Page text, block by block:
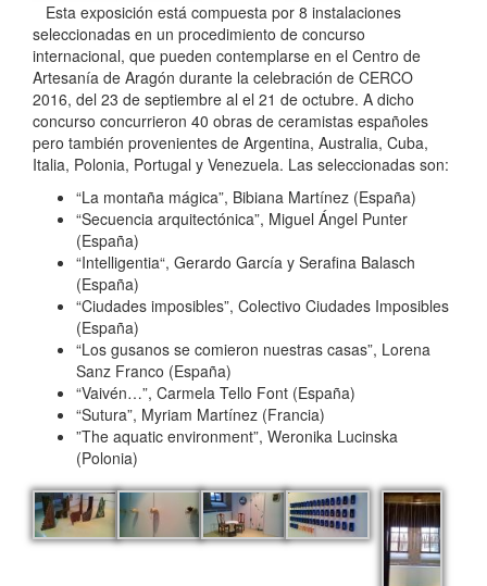
Esta exposición está compuesta por 8 instalaciones
seleccionadas en un procedimiento de concurso
internacional, que pueden contemplarse en el Centro de
Artesanía de Aragón durante la celebración de CERCO
2016, del 23 de septiembre al el 21 de octubre. A dicho
concurso concurrieron 40 obras de ceramistas españoles
pero también provenientes de Argentina, Australia, Cuba,
Italia, Polonia, Portugal y Venezuela. Las seleccionadas son:
“La montaña mágica”, Bibiana Martínez (España)
“Secuencia arquitectónica”, Miguel Ángel Punter
(España)
“Intelligentia“, Gerardo García y Serafina Balasch
(España)
“Ciudades imposibles”, Colectivo Ciudades Imposibles
(España)
“Los gusanos se comieron nuestras casas”, Lorena
Sanz Franco (España)
“Vaivén…”, Carmela Tello Font (España)
“Sutura”, Myriam Martínez (Francia)
”The aquatic environment”, Weronika Lucinska
(Polonia)